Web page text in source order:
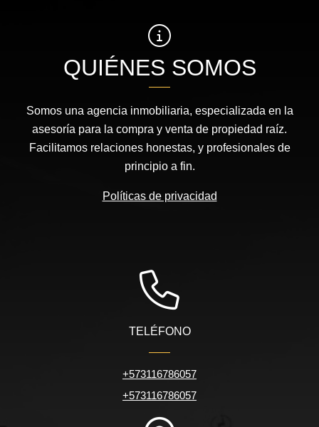
QUIÉNES SOMOS
Somos una agencia inmobiliaria, especializada en la
asesoría para la compra y venta de propiedad raíz.
Facilitamos relaciones honestas, y profesionales de
principio a fin.
Políticas de privacidad
TELÉFONO
+573116786057
+573116786057